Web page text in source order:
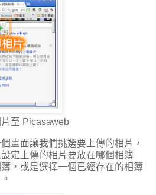
至 Picasaweb
畫面讓我們挑選要上傳的相片，
定上傳的相片要放在哪個相簿
，或是選擇一個已經存在的相簿